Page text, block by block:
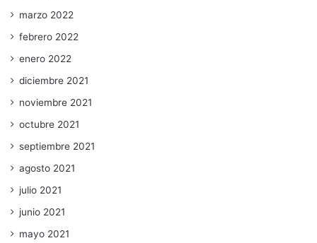
marzo 2022
febrero 2022
enero 2022
diciembre 2021
noviembre 2021
octubre 2021
septiembre 2021
agosto 2021
julio 2021
junio 2021
mayo 2021